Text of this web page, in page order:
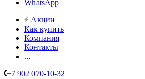
WhatsApp
Акции
Как купить
Компания
Контакты
...
+7 902 070-10-32